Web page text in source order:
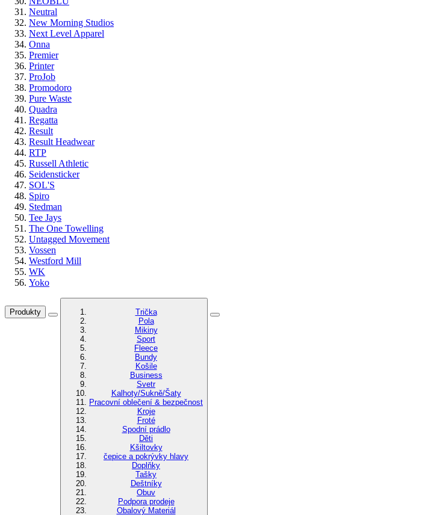
Neutral
New Morning Studios
Next Level Apparel
Onna
Premier
Printer
ProJob
Promodoro
Pure Waste
Quadra
Regatta
Result
Result Headwear
RTP
Russell Athletic
Seidensticker
SOL'S
Spiro
Stedman
Tee Jays
The One Towelling
Untagged Movement
Vossen
Westford Mill
WK
Yoko
Produkty
Trička
Pola
Mikiny
Sport
Fleece
Bundy
Košile
Business
Svetr
Kalhoty/Sukně/Šaty
Pracovní oblečení & bezpečnost
Kroje
Froté
Spodní prádlo
Děti
Kšiltovky
čepice a pokrývky hlavy
Doplňky
Tašky
Deštníky
Obuv
Podpora prodeje
Obalový Materiál